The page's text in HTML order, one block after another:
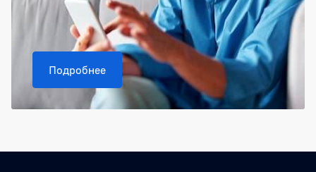
Подробнее